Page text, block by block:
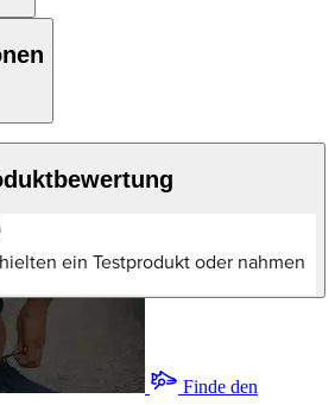
ein Testprodukt oder nahmen
Finde den